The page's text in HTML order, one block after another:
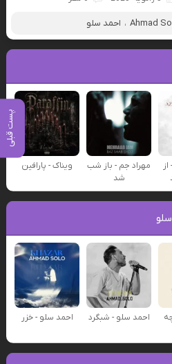
پست قبلی
Ahmad ، احمد سلو
مهراد جم - باز شب
شد
ویناک - پارافین
احمد سلو - شبگرد احمد سلو - خزر